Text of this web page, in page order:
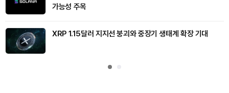
가능성 주목
XRP 1.15달러 지지선 붕괴와 중장기 생태계 확장 기대